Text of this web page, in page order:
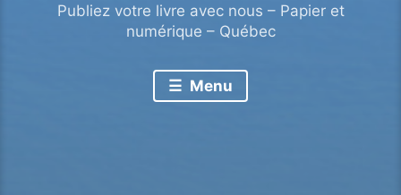
Publiez votre livre avec nous – Papier et
numérique – Québec
Menu